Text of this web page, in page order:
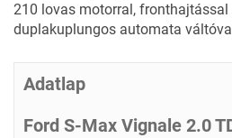
210 lovas motorral,
duplakuplungos automata
Adatlap
Ford S-Max Vignale 2.0